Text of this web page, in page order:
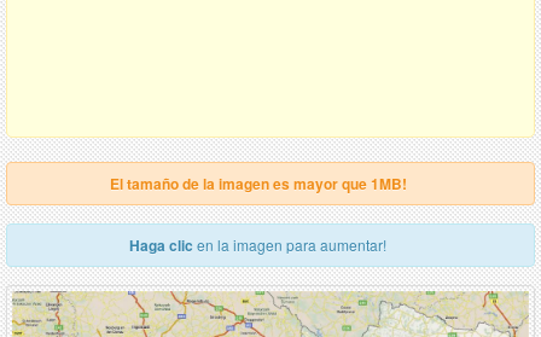
El tamaño de la imagen es mayor que 1MB!
Haga clic en la imagen para aumentar!